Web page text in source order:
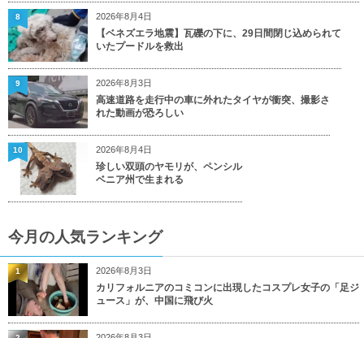
2026年8月4日
【ベネズエラ地震】瓦礫の下に、29日間閉じ込められて
いたプードルを救出
8
2026年8月3日
高速道路を走行中の車に外れたタイヤが衝突、撮影さ
れた動画が恐ろしい
9
2026年8月4日
珍しい双頭のヤモリが、ペンシル
ベニア州で生まれる
10
今月の人気ランキング
2026年8月3日
カリフォルニアのコミコンに出現したコスプレ女子の「足ジ
ュース」が、中国に飛び火
1